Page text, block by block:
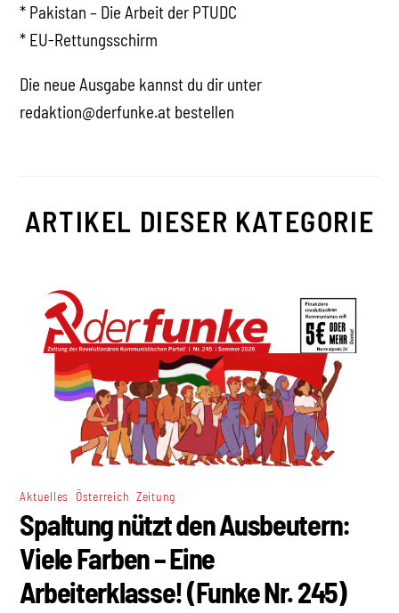
* Pakistan – Die Arbeit der PTUDC
* EU-Rettungsschirm
Die neue Ausgabe kannst du dir unter
redaktion@derfunke.at bestellen
ARTIKEL DIESER KATEGORIE
Aktuelles Österreich Zeitung
Spaltung nützt den Ausbeutern:
Viele Farben – Eine
Arbeiterklasse! (Funke Nr. 245)